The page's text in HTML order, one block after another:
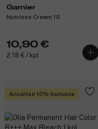
Garnier
Nutrisse Cream 10
10,90 €
2,18 € / kpl
Ansaitse 10% bonusta